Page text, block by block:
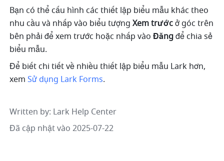
Bạn có thể cấu hình các thiết lập biểu mẫu khác theo
nhu cầu và nhấp vào biểu tượng Xem trước ở góc trên
bên phải để xem trước hoặc nhấp vào Đăng để chia sẻ
biểu mẫu.
Để biết chi tiết về nhiều thiết lập biểu mẫu Lark hơn,
xem Sử dụng Lark Forms.
Written by: Lark Help Center
Đã cập nhật vào 2025-07-22